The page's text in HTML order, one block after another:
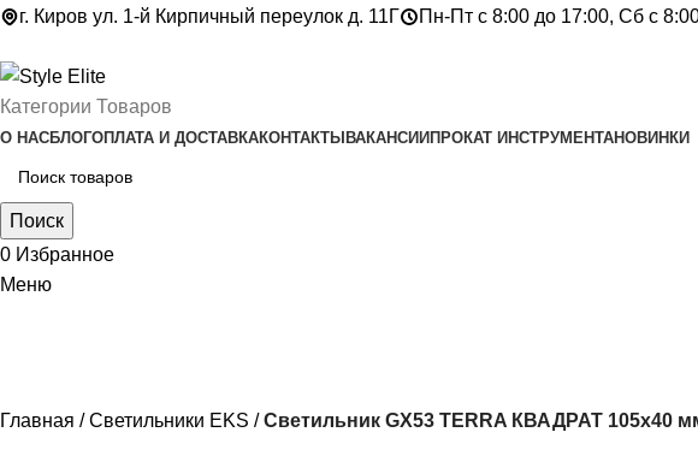
г. Киров ул. 1-й Кирпичный переулок д. 11Г Пн-Пт с 8:00 до 17:00, Сб с
Категории Товаров
О НАСБЛОГОПЛАТА И ДОСТАВКАКОНТАКТЫ ВАКАНСИИ ПРОКАТ ИНСТРУМЕНТАНОВИНКИ
Поиск
0 Избранное
Меню
Главная Светильники EKS Светильник GX53 TERRA КВАДРАТ 105х40